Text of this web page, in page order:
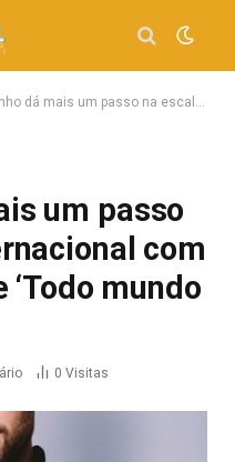
um passo na escalada internacional com faixa na trilha de ‘Todo mundo em pânico 6’
um passo
com
mundo
0 Visitas